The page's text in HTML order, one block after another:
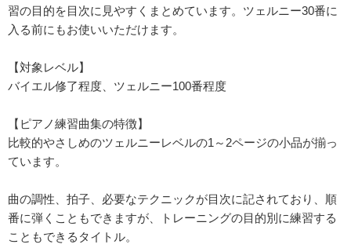
習の目的を目次に見やすくまとめています。ツェルニー30番に
入る前にもお使いいただけます。
【対象レベル】
バイエル修了程度、ツェルニー100番程度
【ピアノ練習曲集の特徴】
比較的やさしめのツェルニーレベルの1～2ページの小品が揃っ
ています。
曲の調性、拍子、必要なテクニックが目次に記されており、順
番に弾くこともできますが、トレーニングの目的別に練習する
こともできるタイトル。